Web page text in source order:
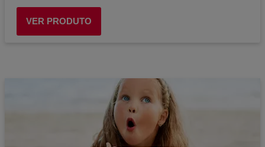
VER PRODUTO